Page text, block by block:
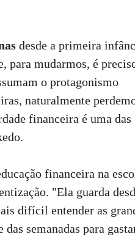
desde a primeira
para mudarmos, é
o protagonismo
naturalmente
financeira é uma das
financeira na
"Ela guarda
difícil entender as
semanadas para